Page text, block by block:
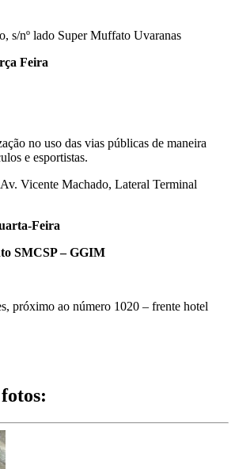
s/nº lado Super Muffato Uvaranas
Feira
no uso das vias públicas de maneira
e esportistas.
Vicente Machado, Lateral Terminal
Feira
SMCSP – GGIM
próximo ao número 1020 – frente hotel